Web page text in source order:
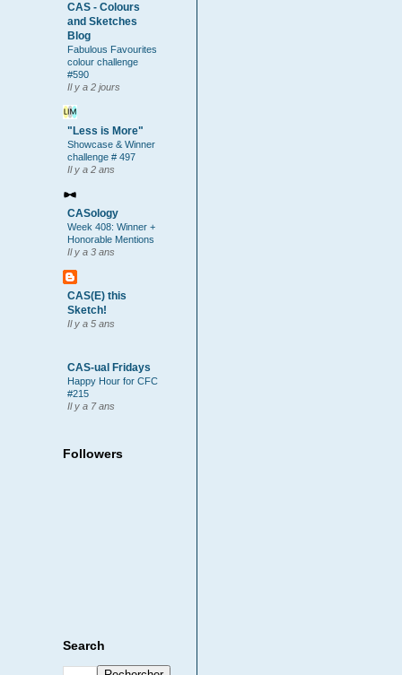
CAS - Colours
and Sketches
Blog
Fabulous Favourites
colour challenge
#590
Il y a 2 jours
"Less is More"
Showcase & Winner
challenge # 497
Il y a 2 ans
CASology
Week 408: Winner +
Honorable Mentions
Il y a 3 ans
CAS(E) this
Sketch!
Il y a 5 ans
CAS-ual Fridays
Happy Hour for CFC
#215
Il y a 7 ans
Followers
Search